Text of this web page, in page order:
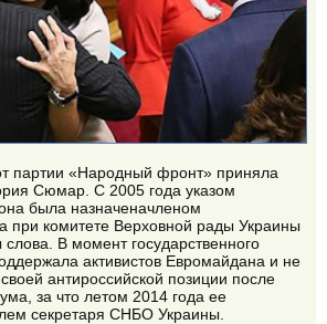
партии «Народный фронт» приняла
Сюмар. С 2005 года указом
была назначеначленом
при комитете Верховной рады Украины
В момент государственного
активистов Евромайдана и не
антироссийской позиции после
за что летом 2014 года ее
секретаря СНБО Украины.